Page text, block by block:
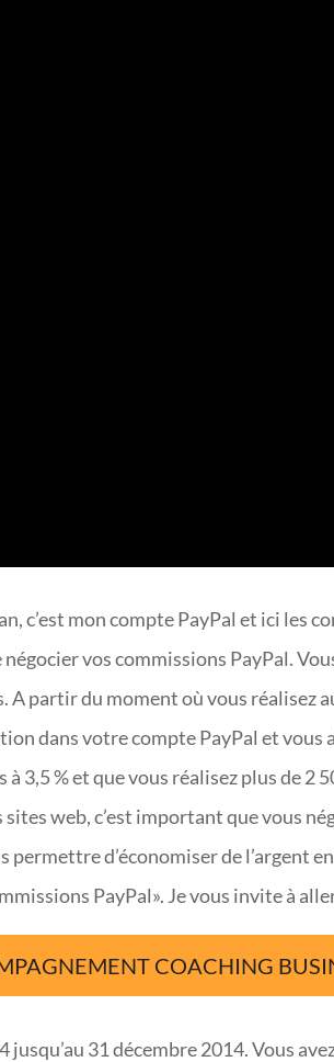
c’est mon compte PayPal et ici les
vos commissions PayPal.
A partir du moment où vous réalisez
dans votre compte PayPal et vous
3,5 % et que vous réalisez plus de 2
web, c’est important que vous
d’économiser de l’argent
PayPal». Je vous invite à
COACHING
jusqu’au 31 décembre 2014. Vous